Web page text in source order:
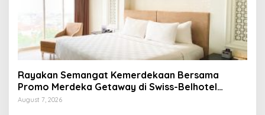
Rayakan Semangat Kemerdekaan Bersama
Promo Merdeka Getaway di Swiss-Belhotel
Lampung
August 7, 2026